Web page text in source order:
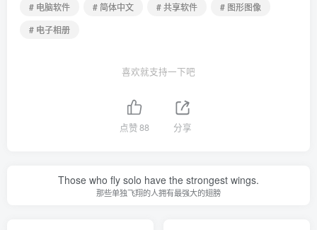
# 电脑软件
# 简体中文 # 共享软件
# 图形图像
# 电子相册
喜欢就支持一下吧
点赞88 分享
Those who fly solo have the strongest wings.
那些单独飞翔的人拥有最强大的翅膀